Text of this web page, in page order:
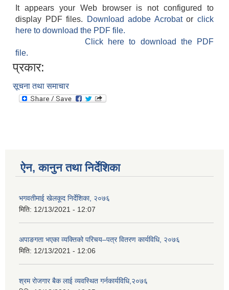
It appears your Web browser is not configured to
display PDF files.
Download adobe Acrobatorclick
here to download the PDF file.
Click here to download the PDF
file.
प्रकार:
सूचना तथा समाचार
ऐन, कानुन तथा निर्देशिका
भगवतीमाई खेलकूद निर्देशिका, २०७६
मिति: 12/13/2021 - 12:07
अपाङगता भएका व्यक्तिको परिचय–पत्र वितरण कार्यविधि, २०७६
मिति: 12/13/2021 - 12:06
श्रम रोजगार बैक लाई व्यवस्थित गर्नकार्यविधि,२०७६